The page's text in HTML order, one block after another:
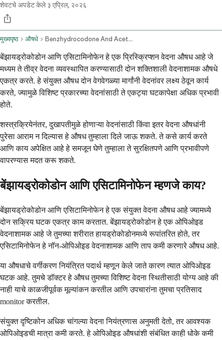
शेवटचे अपडेट केले ३ एप्रिल, २०२६
मुख्यपृष्ठ औषधे Benzhydrocodone And Acetaminophen Oral Route
बेंझायड्रोकोडोन आणि एसिटामिनोफेन हे एक प्रिस्क्रिप्शन वेदना औषध आहे जे
मध्यम ते तीव्र वेदना व्यवस्थापित करण्यासाठी दोन शक्तिशाली वेदनाशामक औषधे
एकत्र करते. हे संयुक्त औषध दोन वेगवेगळ्या मार्गांनी वेदनांवर लक्ष्य ठेवून कार्य
करते, ज्यामुळे विशिष्ट प्रकारच्या वेदनांसाठी ते एकट्या घटकापेक्षा अधिक प्रभावी
होते.
शस्त्रक्रियेनंतर, दुखापतीमुळे होणाऱ्या वेदनांसाठी किंवा इतर वेदना औषधांनी
पुरेसा आराम न दिल्यास हे औषध तुम्हाला दिले जाऊ शकते. ते कसे कार्य करते
आणि काय अपेक्षित आहे हे समजून घेणे तुम्हाला ते सुरक्षितपणे आणि प्रभावीपणे
वापरण्यास मदत करू शकते.
बेंझायड्रोकोडोन आणि एसिटामिनोफेन म्हणजे काय?
बेंझायड्रोकोडोन आणि एसिटामिनोफेन हे एक संयुक्त वेदना औषध आहे ज्यामध्ये
दोन सक्रिय घटक एकत्र काम करतात. बेंझायड्रोकोडोन हे एक ओपिओइड
वेदनाशामक आहे जे तुमच्या शरीरात हायड्रोकोडोनमध्ये रूपांतरित होते, तर
एसिटामिनोफेन हे नॉन-ओपिओइड वेदनाशामक आणि ताप कमी करणारे औषध आहे.
या औषधाचे वर्गीकरण नियंत्रित पदार्थ म्हणून केले जाते कारण त्यात ओपिओइड
घटक आहे. तुमचे डॉक्टर हे औषध तुमच्या विशिष्ट वेदना स्थितीसाठी योग्य आहे की
नाही याचे काळजीपूर्वक मूल्यांकन करतील आणि उपचारांना तुमचा प्रतिसाद
monitor करतील.
संयुक्त दृष्टिकोन अधिक चांगल्या वेदना नियंत्रणास अनुमती देतो, तर आवश्यक
ओपिओइडची मात्रा कमी करते. हे ओपिओइड औषधांशी संबंधित काही धोके कमी